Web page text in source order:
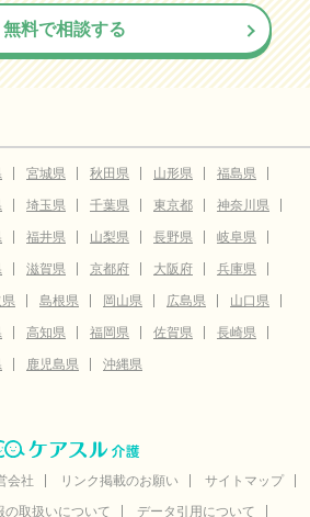
無料で相談する
宮城県 秋田県 山形県
福島県
埼玉県 千葉県 東京都
神奈川県
福井県 山梨県 長野県
岐阜県
滋賀県 京都府 大阪府
兵庫県
島根県 岡山県 広島県
山口県
高知県 福岡県 佐賀県
長崎県
鹿児島県 沖縄県
会社 リンク掲載のお願い
サイトマップ
の取扱いについて データ引用について